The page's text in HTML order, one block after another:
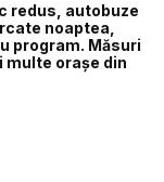
redus, autobuze
noaptea,
program. Măsuri
multe orașe din